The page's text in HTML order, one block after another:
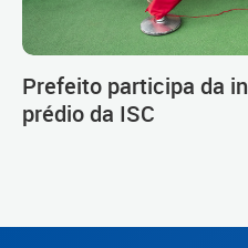
Prefeito participa da
prédio da ISC